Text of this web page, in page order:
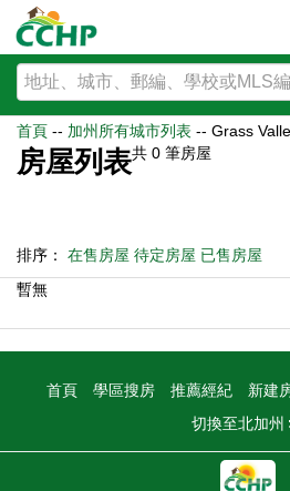
首頁 -- 加州所有城市列表 -- Grass
房屋列表共 0 筆房屋
排序： 在售房屋 待定房屋 已售房屋
暫無
首頁 學區搜房 推薦經紀 新建
切換至北加州